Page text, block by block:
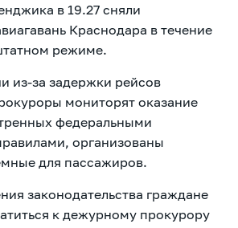
в 19.27 сняли
Краснодара в течение
режиме.
из-за задержки рейсов
мониторят оказание
федеральными
организованы
для пассажиров.
законодательства граждане
к дежурному прокурору